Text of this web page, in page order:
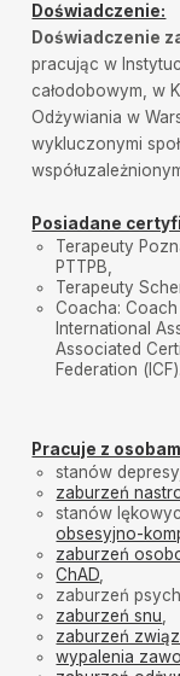
Doświadczenie:
Doświadczenie
pracując w
całodobowym, w
Odżywiania w
wykluczonymi
Posiadane
Terapeuty
PTTPB,
Terapeuty
Coacha:
International
Associated
Federation (ICF).
Pracuje z
stanów
zaburzeń
stanów
obsesyjno-
zaburzeń
ChAD
zaburzeń
zaburzeń snu
zaburzeń
wypalenia